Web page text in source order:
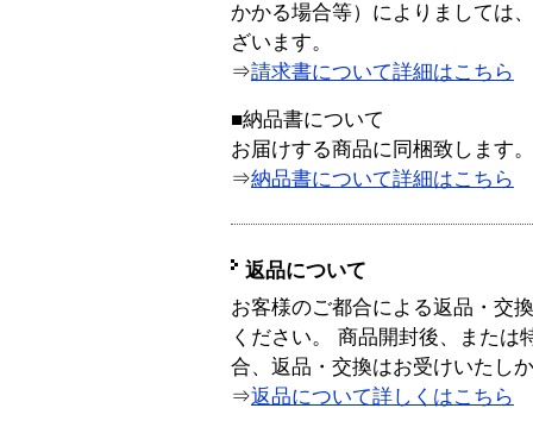
かかる場合等）によりましては
ざいます。
⇒請求書について詳細はこちら
■納品書について
お届けする商品に同梱致します。
⇒納品書について詳細はこちら
返品について
お客様のご都合による返品・交
ください。 商品開封後、または
合、返品・交換はお受けいたし
⇒返品について詳しくはこちら